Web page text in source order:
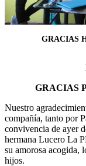
GRACIAS
GRACIAS
Nuestro
compañía, tanto por
convivencia de ayer
hermana Lucero La
su amorosa acogida,
hijos.